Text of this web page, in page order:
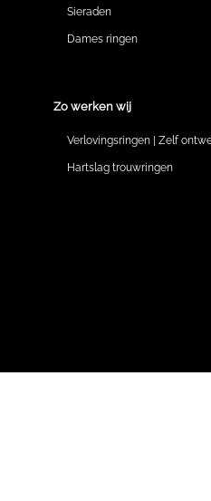
Sieraden
Dames ringen
Zo werken wij
Verlovingsringen | Zelf
Hartslag trouwringen